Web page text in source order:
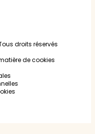
droits réservés
de cookies